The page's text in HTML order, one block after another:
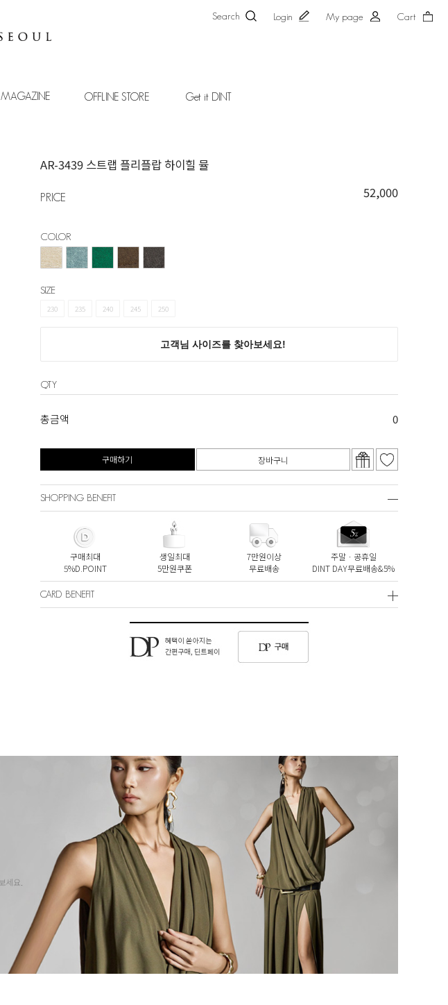
Search Login My page Cart
MAGAZINE OFFLINE STORE Get it DINT
AR-3439 스트랩 플리플랍 하이힐 뮬
PRICE 52,000
COLOR
SIZE
230 235 240 245 250
QTY
총금액 0
구매하기 장바구니
SHOPPING BENEFIT
구매최대
5%D.POINT
생일최대
5만원쿠폰
7만원이상
무료배송
주말ㆍ공휴일
DINT DAY무료배송&5%
CARD BENEFIT